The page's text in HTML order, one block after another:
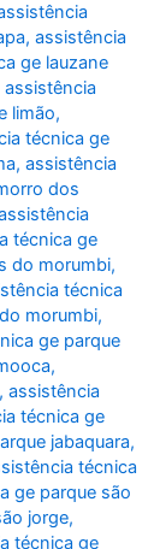
,assistência
ge lauzane
assistência
limão,
técnica ge
,assistência
dos
técnica ge
do morumbi,
técnica
morumbi,
ge parque
,
,assistência
técnica ge
jabaquara,
técnica
ge parque são
jorge,
técnica ge